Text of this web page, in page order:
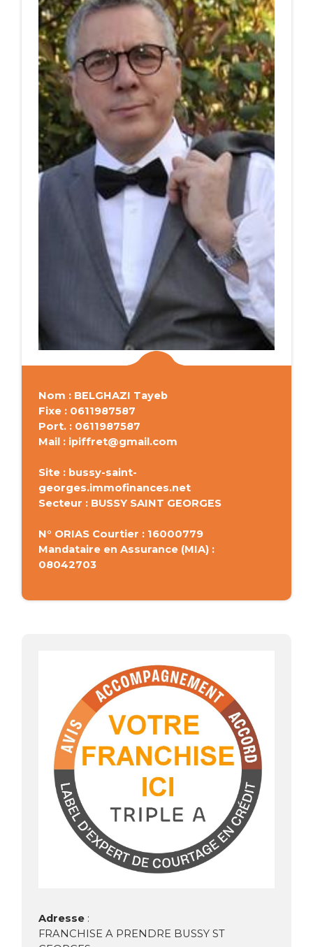
Nom : BELGHAZI Tayeb
Fixe : 0611987587
Port. : 0611987587
Mail : ipiffret@gmail.com
Site : bussy-saint-
georges.immofinances.net
Secteur : BUSSY SAINT GEORGES
N° ORIAS Courtier : 16000779
Mandataire en Assurance (MIA) :
08042703
Adresse :
FRANCHISE A PRENDRE BUSSY ST